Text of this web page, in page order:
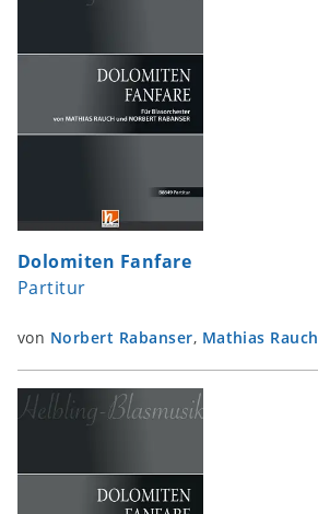
Dolomiten Fanfare
Partitur
von Norbert Rabanser, Mathias Rauch